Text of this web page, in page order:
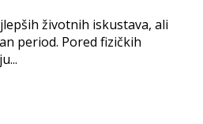
životnih iskustava, ali
period. Pored fizičkih